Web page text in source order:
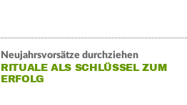
Neujahrsvorsätze durchziehen
RITUALE ALS SCHLÜSSEL ZUM
ERFOLG